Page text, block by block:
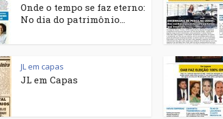
Onde o tempo se faz eterno:
No dia do patrimônio...
JL em capas
JL em Capas